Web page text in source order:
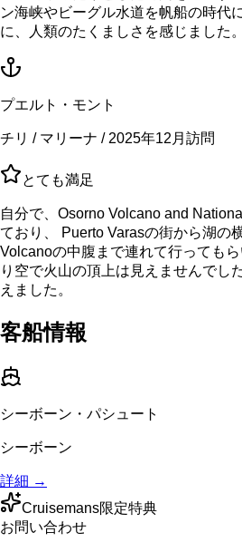
ン海峡やビーグル水道を帆船の時代
に、人類のたくましさを感じました。
プエルト・モント
チリ / マリーナ / 2025年12月訪問
とても満足
自分で、Osorno Volcano and
ており、 Puerto Varasの街から湖の
Volcanoの中腹まで連れて行っても
り空で火山の頂上は見えませんでし
えました。
客船情報
シーボーン・パシュート
シーボーン
詳細 →
Cruisemans限定特典
お問い合わせ